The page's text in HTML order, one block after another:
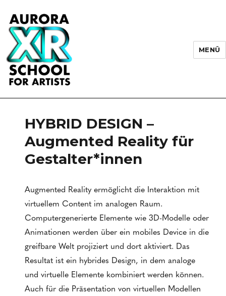
MENÜ
HYBRID DESIGN –
Augmented Reality für
Gestalter*innen
Augmented Reality ermöglicht die Interaktion mit
virtuellem Content im analogen Raum.
Computergenerierte Elemente wie 3D-Modelle oder
Animationen werden über ein mobiles Device in die
greifbare Welt projiziert und dort aktiviert. Das
Resultat ist ein hybrides Design, in dem analoge
und virtuelle Elemente kombiniert werden können.
Auch für die Präsentation von virtuellen Modellen